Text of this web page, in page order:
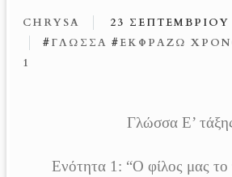
CHRYSA
23 ΣΕΠΤΕΜΒΡΊΟΥ
#ΓΛΏΣΣΑ #ΕΚΦΡΆΖΩ
1
Γλώσσα Ε’
Ενότητα 1: “Ο φίλος μας το